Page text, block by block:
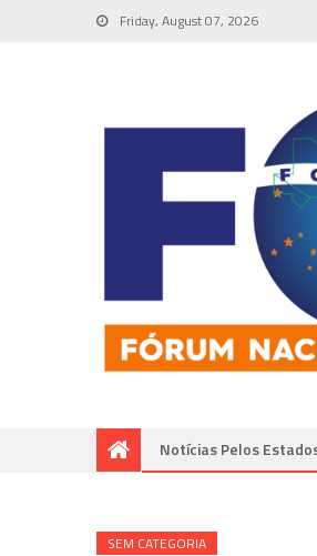
Friday, August 07, 2026
Notícias Pelos
SEM CATEGORIA